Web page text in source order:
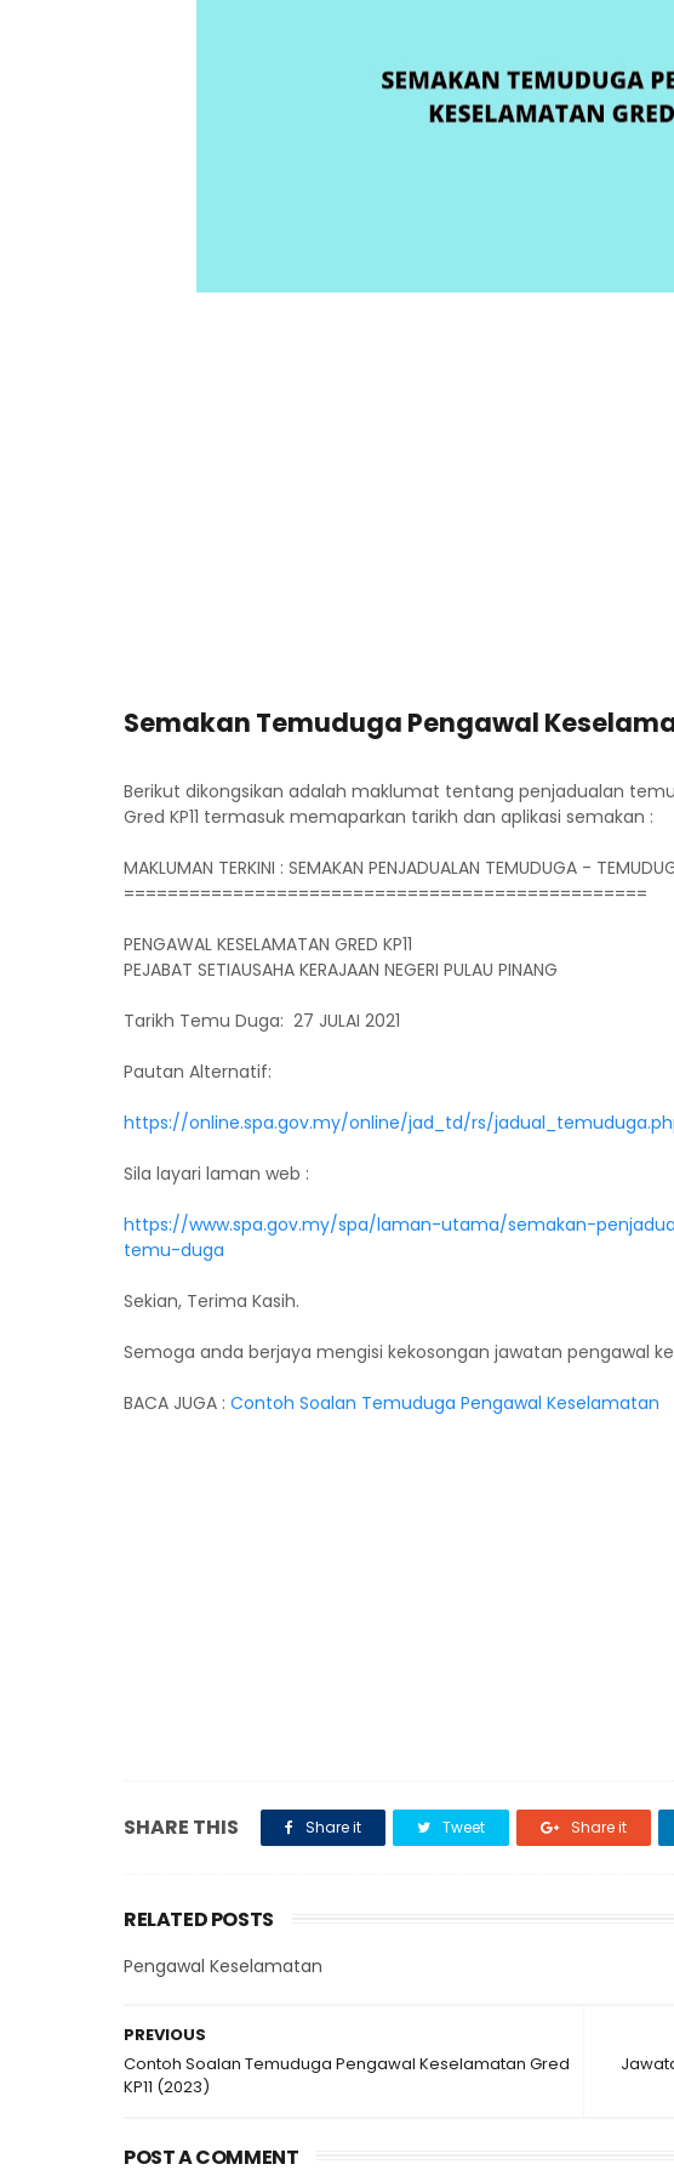
Semakan Temuduga Pengawal
Berikut dikongsikan adalah maklumat tentang penjadualan
Gred KP11 termasuk memaparkan tarikh dan aplikasi semakan :
MAKLUMAN TERKINI : SEMAKAN PENJADUALAN TEMUDUGA -
================================================
PENGAWAL KESELAMATAN GRED KP11
PEJABAT SETIAUSAHA KERAJAAN NEGERI PULAU PINANG
Tarikh Temu Duga: 27 JULAI 2021
Pautan Alternatif:
https://online.spa.gov.my/online/jad_td/rs/
Sila layari laman web :
https://www.spa.gov.my/spa/laman-utama/semakan-
temu-duga
Sekian, Terima Kasih.
Semoga anda berjaya mengisi kekosongan jawatan pengawal
BACA JUGA : Contoh Soalan Temuduga Pengawal Keselamatan
SHARE THIS Share it Tweet Share it
RELATED POSTS
Pengawal Keselamatan
PREVIOUS
Contoh Soalan Temuduga Pengawal Keselamatan Gred
KP11 (2023)
POST A COMMENT